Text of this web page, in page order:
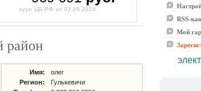
курс ЦБ РФ от 02.05.2024
район
Имя:
олег
Регион:
Гулькевичи
RSS-
Мой